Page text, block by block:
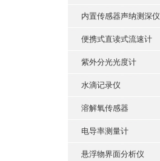
内置传感器声纳测深仪
便携式直读式流速计
紫外分光光度计
水滴记录仪
溶解氧传感器
电导率测量计
悬浮物界面分析仪